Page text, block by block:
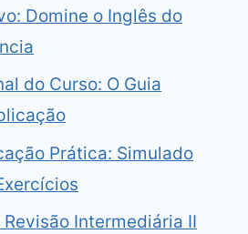
Guia Técnico e
Domine o Inglês do
do Curso: O Guia
Prática: Simulado
Intermediária II